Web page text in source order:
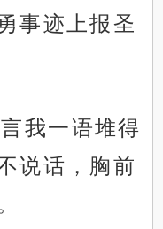
事迹上报圣
我一语堆得
说话，胸前